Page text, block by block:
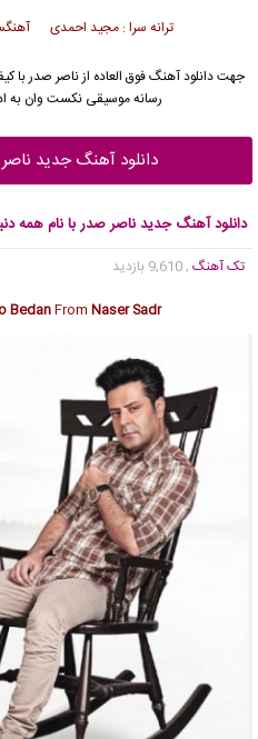
ترانه سرا : مجید احمدی
جهت دانلود آهنگ فوق العاده ازناصر صدر
رسانه موسیقی نکست وان به
دانلود آهنگ جدید ناصر
دانلود آهنگ جدید ناصر صدر با نام همه
تک آهنگ , 9,610 بازدید
BedanFrom Naser Sadr